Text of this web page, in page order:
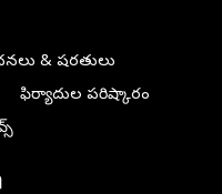
& షరతులు
ఫిర్యాదుల పరిష్కారం